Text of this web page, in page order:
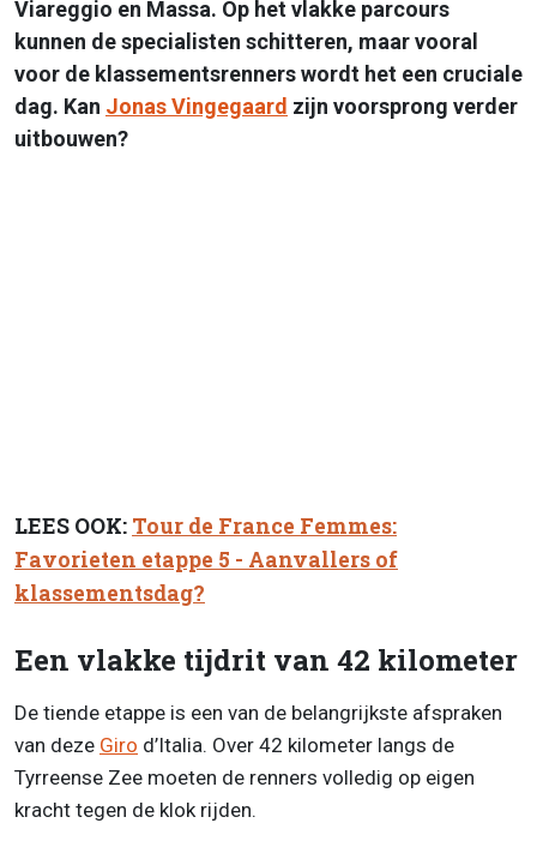
Viareggio en Massa. Op het vlakke parcours
kunnen de specialisten schitteren, maar vooral
voor de klassementsrenners wordt het een cruciale
dag. Kan Jonas Vingegaard zijn voorsprong verder
uitbouwen?
LEES OOK: Tour de France Femmes:
Favorieten etappe 5 - Aanvallers of
klassementsdag?
Een vlakke tijdrit van 42 kilometer
De tiende etappe is een van de belangrijkste afspraken
van deze Giro d’Italia. Over 42 kilometer langs de
Tyrreense Zee moeten de renners volledig op eigen
kracht tegen de klok rijden.